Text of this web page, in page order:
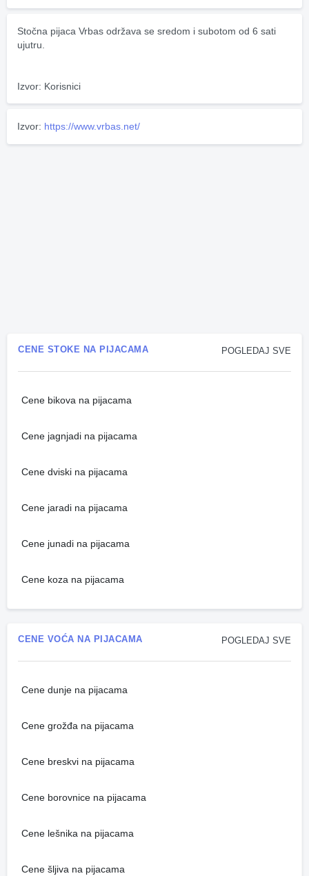
Stočna pijaca Vrbas održava se sredom i subotom od 6 sati
ujutru.
Izvor: Korisnici
Izvor: https://www.vrbas.net/
POGLEDAJ SVE
CENE STOKE NA PIJACAMA
Cene bikova na pijacama
Cene jagnjadi na pijacama
Cene dviski na pijacama
Cene jaradi na pijacama
Cene junadi na pijacama
Cene koza na pijacama
POGLEDAJ SVE
CENE VOĆA NA PIJACAMA
Cene dunje na pijacama
Cene grožđa na pijacama
Cene breskvi na pijacama
Cene borovnice na pijacama
Cene lešnika na pijacama
Cene šljiva na pijacama